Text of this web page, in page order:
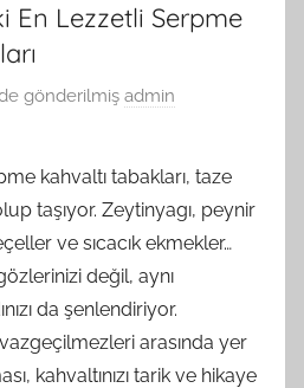
En Lezzetli Serpme
gönderilmiş admin
kahvaltı tabakları, taze
taşıyor. Zeytinyagı, peynir
ve sıcacık ekmekler…
değil, aynı
da şenlendiriyor.
arasında yer
kahvaltınızı tarik ve hikaye